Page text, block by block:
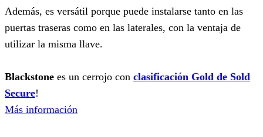
Además, es versátil porque puede instalarse tanto en las
puertas traseras como en las laterales, con la ventaja de
utilizar la misma llave.
Blackstone es un cerrojo con clasificación Gold de Sold
Secure!
Más información